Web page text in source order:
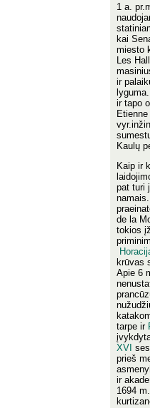
1 a.
kai
miesto
Les
ir
ir tapo
Kaulų
Kaip ir
pat turi
de la
tokios
krūvas
Apie 6
tarpe ir
XVI
prieš
ir
1694